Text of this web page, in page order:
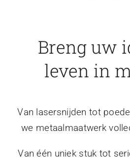
Breng uw
leven in
Van lasersnijden tot
we metaalmaatwerk
Van één uniek stuk tot